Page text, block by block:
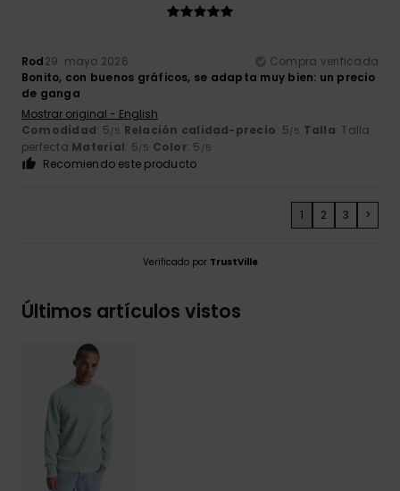
Rod29. mayo 2026
Compra verificada
Bonito, con buenos gráficos, se adapta muy bien: un precio
de ganga
Mostrar original - English
Comodidad: 5/5 Relación calidad-precio: 5/5 Talla: Talla
perfecta Material: 5/5 Color: 5 /5
Recomiendo este producto
1 2 3 >
Verificado por TrustVille
Últimos artículos vistos